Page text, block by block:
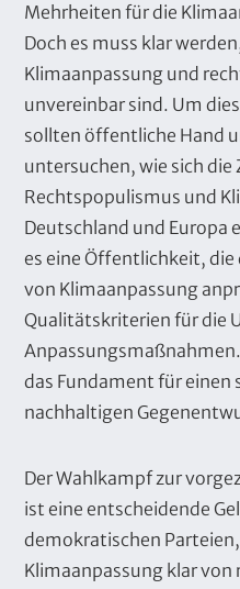
Mehrheiten für die
Doch es muss klar
Klimaanpassung und
unvereinbar sind. Um
sollten öffentliche Hand
untersuchen, wie sich
Rechtspopulismus und
Deutschland und Europa
es eine Öffentlichkeit,
von Klimaanpassung
Qualitätskriterien für die
das Fundament für einen
nachhaltigen
Der Wahlkampf zur
ist eine entscheidende
demokratischen
Klimaanpassung klar